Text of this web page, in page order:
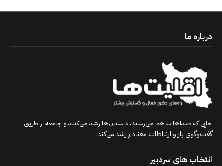
درباره ما
جایی که صداها به هم می‌رسند، داستان‌ها رشد می‌کنند و جامعه از طریق
گفت‌وگوی باز و ارتباطات معنادار رشد می‌کند.
انتخاب های سردبیر